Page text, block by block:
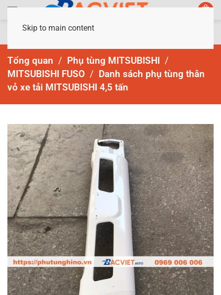
Skip to main content
Tổng quan
Phụ tùng MITSUBISHI
MITSUBISHI FUSO
Danh sách phụ tùng thân
vỏ xe tải MITSUBISHI 4,5 tấn